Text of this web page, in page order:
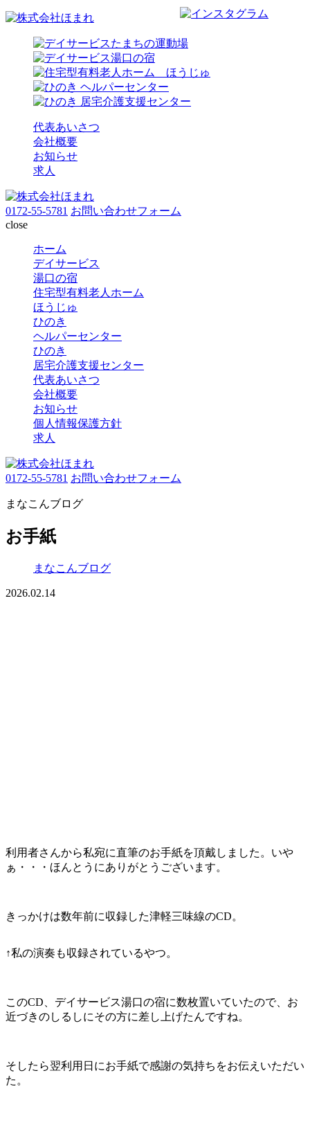
代表あいさつ
会社概要
お知らせ
求人
0172-55-5781 お問い合わせフォーム
close
ホーム
デイサービス
湯口の宿
住宅型有料老人ホーム
ほうじゅ
ひのき
ヘルパーセンター
ひのき
居宅介護支援センター
代表あいさつ
会社概要
お知らせ
個人情報保護方針
求人
0172-55-5781 お問い合わせフォーム
まなこんブログ
お手紙
まなこんブログ
2026.02.14
利用者さんから私宛に直筆のお手紙を頂戴しました。いや
ぁ・・・ほんとうにありがとうございます。
きっかけは数年前に収録した津軽三味線のCD。
↑私の演奏も収録されているやつ。
このCD、デイサービス湯口の宿に数枚置いていたので、お
近づきのしるしにその方に差し上げたんですね。
そしたら翌利用日にお手紙で感謝の気持ちをお伝えいただい
た。